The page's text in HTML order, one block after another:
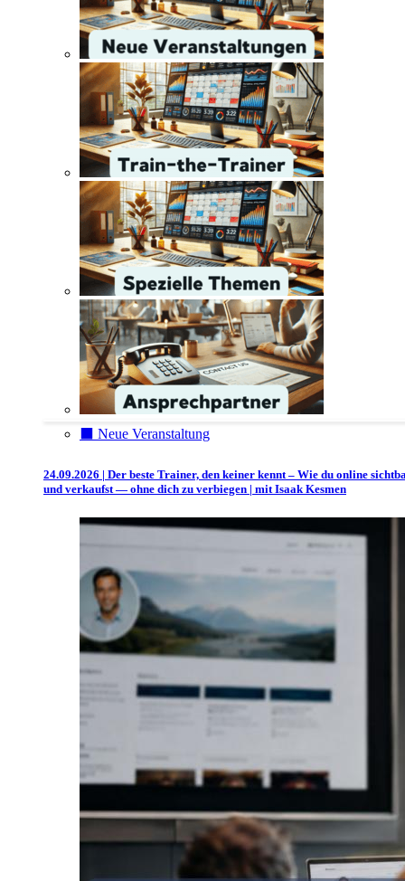
⬛️ Neue Veranstaltung
24.09.2026 | Der beste Trainer, den keiner kennt – Wie du online
und verkaufst — ohne dich zu verbiegen | mit Isaak Kesmen